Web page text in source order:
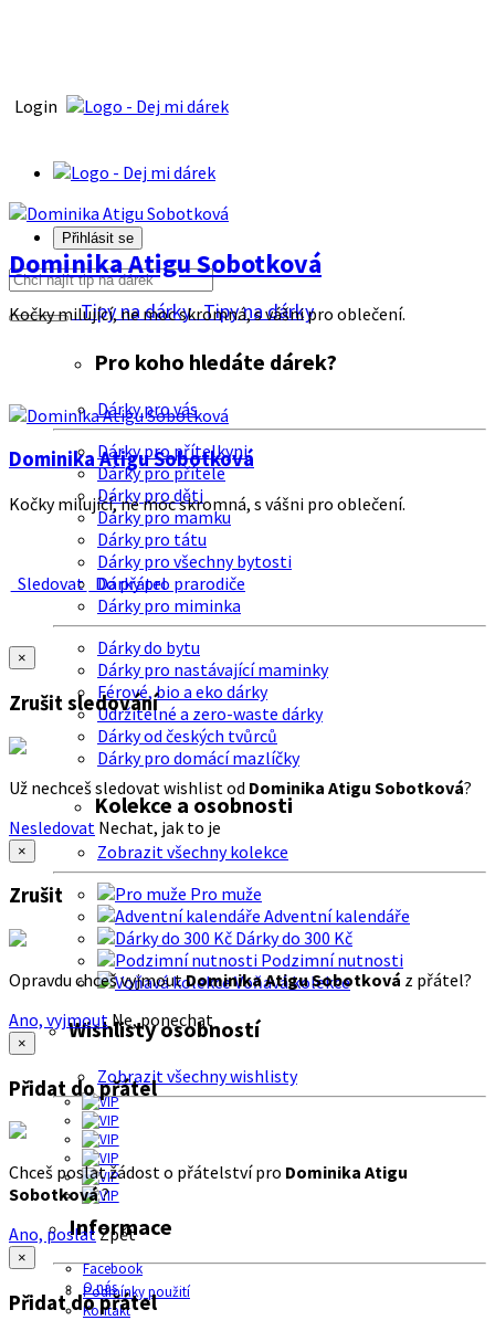
Login
Přihlásit se
Tipy na dárkyTipy na dárky
Pro koho hledáte dárek?
Dárky pro vás
Dárky pro přítelkyni
Dárky pro přítele
Dárky pro děti
Dárky pro mamku
Dárky pro tátu
Dárky pro všechny bytosti
Dárky pro prarodiče
Dárky pro miminka
Dárky do bytu
Dárky pro nastávající maminky
Férové, bio a eko dárky
Udržitelné a zero-waste dárky
Dárky od českých tvůrců
Dárky pro domácí mazlíčky
Kolekce a osobnosti
Zobrazit všechny kolekce
Pro muže
Adventní kalendáře
Dárky do 300 Kč
Podzimní nutnosti
Voňavá kolekce
Wishlisty osobností
Zobrazit všechny wishlisty
Informace
Facebook
O nás
Podmínky použití
Kontakt
Dominika Atigu Sobotková
Kočky milující, ne moc skromná, s vášni pro oblečení.
Dominika Atigu Sobotková
Kočky milující, ne moc skromná, s vášni pro oblečení.
Sledovat Do přátel
×
Zrušit sledování
Už nechceš sledovat wishlist od Dominika Atigu Sobotková?
Nesledovat Nechat, jak to je
×
Zrušit
Opravdu chceš vyjmoutDominika Atigu Sobotková z přátel?
Ano, vyjmout Ne, ponechat
×
Přidat do přátel
Chceš poslat žádost o přátelství pro Dominika Atigu
Sobotková?
Ano, poslatZpět
×
Přidat do přátel